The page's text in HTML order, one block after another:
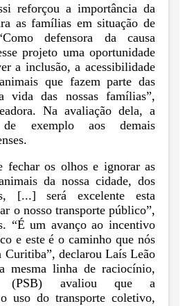
reforçou a importância da
as famílias em situação de
defensora da causa
projeto uma oportunidade
a inclusão, a acessibilidade
que fazem parte das
vida das nossas famílias”,
Na avaliação dela, a
exemplo aos demais
fechar os olhos e ignorar as
da nossa cidade, dos
[...] será excelente esta
o nosso transporte público”,
“É um avanço ao incentivo
e este é o caminho que nós
Curitiba”, declarou Laís Leão
mesma linha de raciocínio,
(PSB) avaliou que a
uso do transporte coletivo,